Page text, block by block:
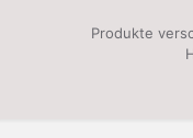
Produkte